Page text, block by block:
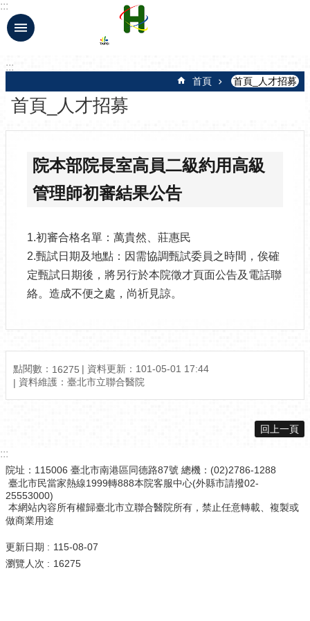
跳到主要內容區塊
:::
:::
首頁 首頁_人才招募
首頁_人才招募
院本部院長室高員二級約用高級
管理師初審結果公告
1.初審合格名單：萬貴然、莊惠民
2.甄試日期及地點：因需協調甄試委員之時間，俟確
定甄試日期後，將另行於本院徵才頁面公告及電話聯
絡。造成不便之處，尚祈見諒。
點閱數： 16275
資料更新：101-05-01 17:44
資料維護：臺北市立聯合醫院
回上一頁
:::
院址：115006 臺北市南港區同德路87號 總機：(02)2786-1288
臺北市民當家熱線1999轉888本院客服中心(外縣市請撥02-
25553000)
本網站內容所有權歸臺北市立聯合醫院所有，禁止任意轉載、複製或
做商業用途
更新日期
115-08-07
瀏覽人次
16275